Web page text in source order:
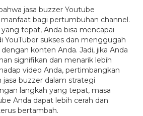
jasa buzzer Youtube
bagi pertumbuhan channel.
tepat, Anda bisa mencapai
YouTuber sukses dan menggugah
konten Anda. Jadi, jika Anda
signifikan dan menarik lebih
video Anda, pertimbangkan
buzzer dalam strategi
langkah yang tepat, masa
Anda dapat lebih cerah dan
bertambah.